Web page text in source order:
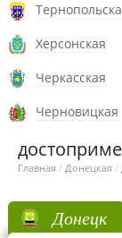
Херсонская
Черкасская
Черновицкая
Главная / Донецкая /
Донецк